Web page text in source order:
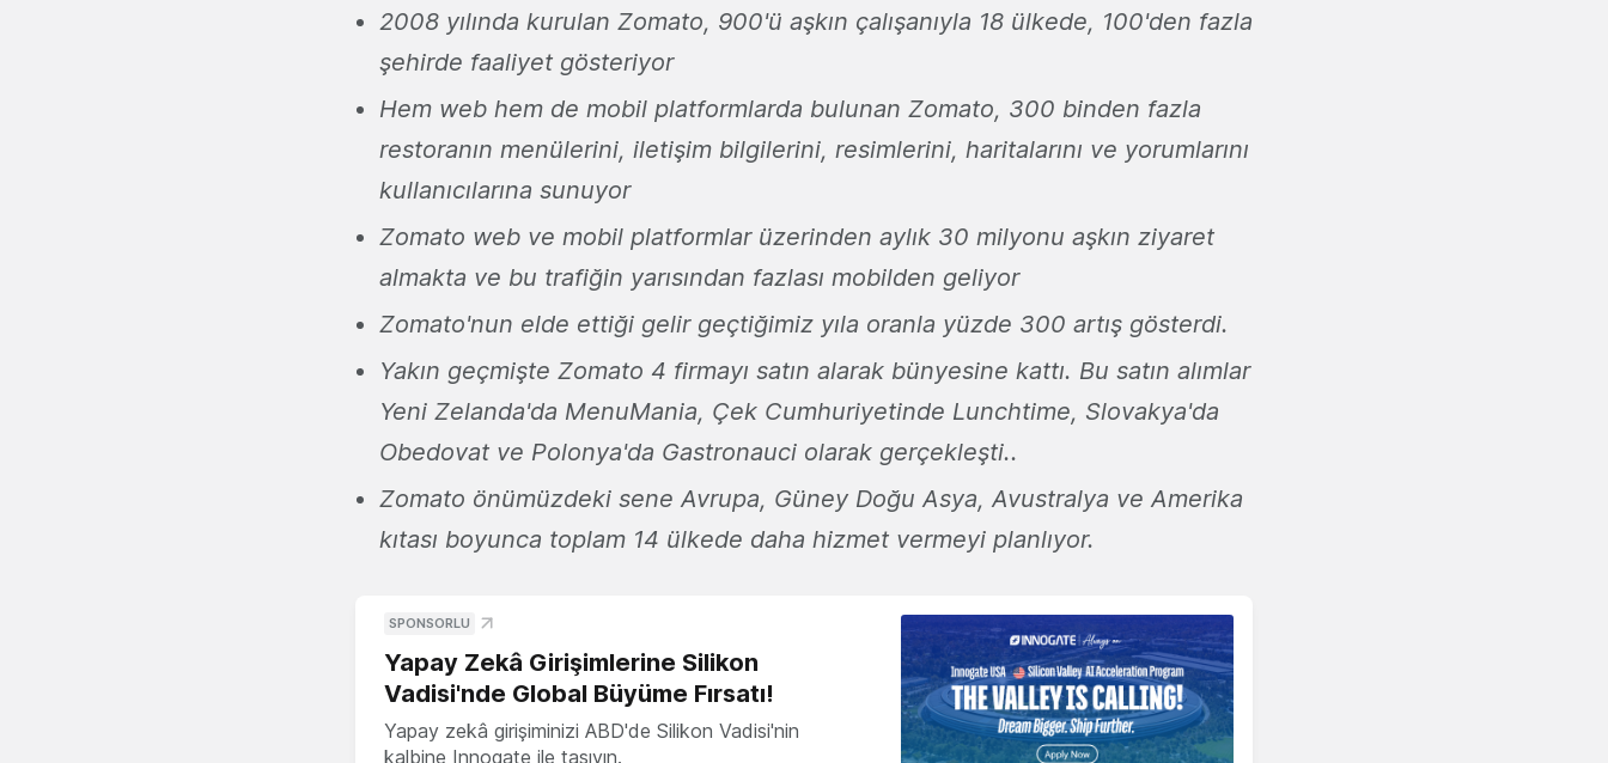
2008 yılında kurulan Zomato, 900'ü aşkın çalışanıyla 18 ülkede, 100'den fazla
şehirde faaliyet gösteriyor
Hem web hem de mobil platformlarda bulunan Zomato, 300 binden fazla
restoranın menülerini, iletişim bilgilerini, resimlerini, haritalarını ve yorumlarını
kullanıcılarına sunuyor
Zomato web ve mobil platformlar üzerinden aylık 30 milyonu aşkın ziyaret
almakta ve bu trafiğin yarısından fazlası mobilden geliyor
Zomato'nun elde ettiği gelir geçtiğimiz yıla oranla yüzde 300 artış gösterdi.
Yakın geçmişte Zomato 4 firmayı satın alarak bünyesine kattı. Bu satın alımlar
Yeni Zelanda'da MenuMania, Çek Cumhuriyetinde Lunchtime, Slovakya'da
Obedovat ve Polonya'da Gastronauci olarak gerçekleşti..
Zomato önümüzdeki sene Avrupa, Güney Doğu Asya, Avustralya ve Amerika
kıtası boyunca toplam 14 ülkede daha hizmet vermeyi planlıyor.
SPONSORLU
Yapay Zekâ Girişimlerine Silikon
Vadisi'nde Global Büyüme Fırsatı!
Yapay zekâ girişiminizi ABD'de Silikon Vadisi'nin
kalbine Innogate ile taşıyın.